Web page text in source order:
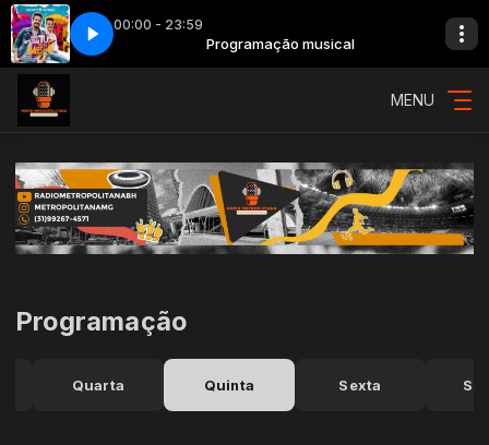
00:00 - 23:59
musical Programação musical
- Não Tem Tu, Vai Tu Mesmo095 - Joao Neto & Frederico - Não
MENU
Programação
Quarta Quinta Sexta